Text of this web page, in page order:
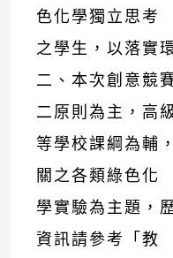
色化學獨立思考
之學生，以落實
二、本次創意競
二原則為主，高
等學校課綱為輔
關之各類綠色化
學實驗為主題，
資訊請參考「教